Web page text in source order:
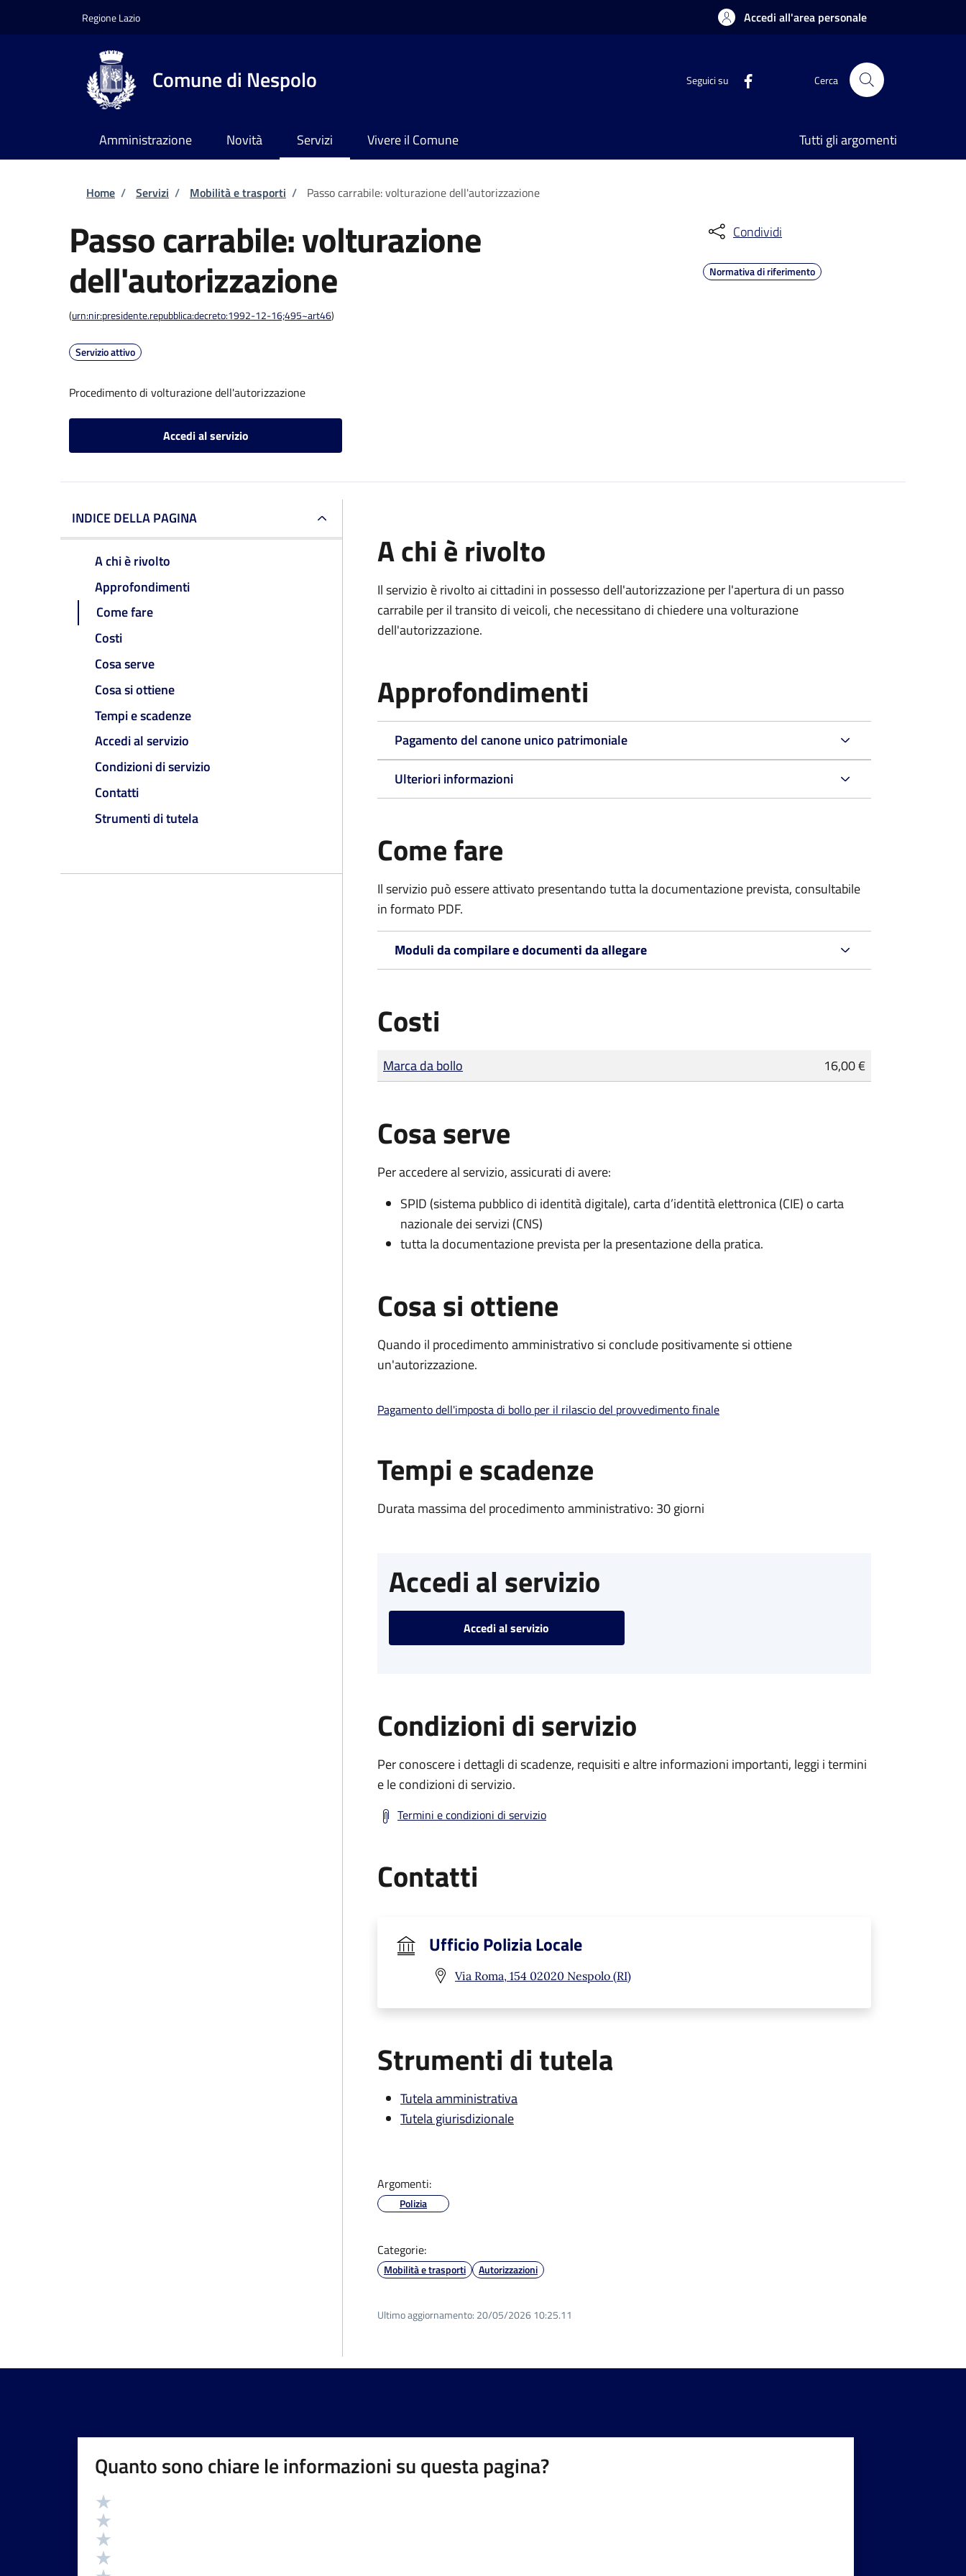
Regione Lazio Accedi all'area personale
Comune di Nespolo Seguici su Cerca
Amministrazione Novità Servizi Vivere il Comune Tutti gli argomenti
Briciole di pane
Home / Servizi / Mobilità e trasporti / Passo carrabile: volturazione dell'autorizzazione
Passo carrabile: volturazione
dell'autorizzazione
(urn:nir:presidente.repubblica:decreto:1992-12-16;495~art46)
Servizio attivo
Procedimento di volturazione dell'autorizzazione
Accedi al servizio
Condividi
Normativa di riferimento
INDICE DELLA PAGINA
A chi è rivolto
Approfondimenti
Come fare
Costi
Cosa serve
Cosa si ottiene
Tempi e scadenze
Accedi al servizio
Condizioni di servizio
Contatti
Strumenti di tutela
A chi è rivolto
Il servizio è rivolto ai cittadini in possesso dell'autorizzazione per l'apertura di un passo
carrabile per il transito di veicoli, che necessitano di chiedere una volturazione
dell'autorizzazione.
Approfondimenti
Pagamento del canone unico patrimoniale
Ulteriori informazioni
Come fare
Il servizio può essere attivato presentando tutta la documentazione prevista, consultabile
in formato PDF.
Moduli da compilare e documenti da allegare
Costi
Tipo di pagamento
Importo
Marca da bollo 16,00 €
Cosa serve
Per accedere al servizio, assicurati di avere:
SPID (sistema pubblico di identità digitale), carta d’identità elettronica (CIE) o carta
nazionale dei servizi (CNS)
tutta la documentazione prevista per la presentazione della pratica.
Cosa si ottiene
Quando il procedimento amministrativo si conclude positivamente si ottiene
un'autorizzazione.
Pagamento dell'imposta di bollo per il rilascio del provvedimento finale
Tempi e scadenze
Durata massima del procedimento amministrativo: 30 giorni
Accedi al servizio
Accedi al servizio
Condizioni di servizio
Per conoscere i dettagli di scadenze, requisiti e altre informazioni importanti, leggi i termini
e le condizioni di servizio.
Termini e condizioni di servizio
Contatti
Ufficio Polizia Locale
Via Roma, 154 02020 Nespolo (RI)
Strumenti di tutela
Tutela amministrativa
Tutela giurisdizionale
Argomenti:
Polizia
Categorie:
Mobilità e trasporti Autorizzazioni
Ultimo aggiornamento: 20/05/2026 10:25.11
Quanto sono chiare le informazioni su questa pagina?
Valutazione